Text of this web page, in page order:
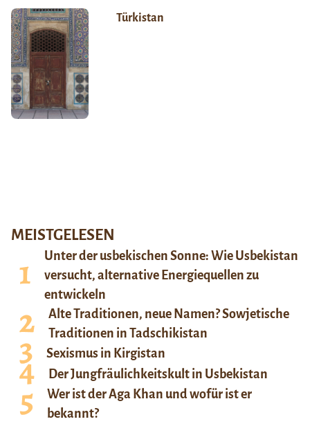
Türkistan
MEISTGELESEN
Unter der usbekischen Sonne: Wie Usbekistan
versucht, alternative Energiequellen zu
entwickeln
Alte Traditionen, neue Namen? Sowjetische
Traditionen in Tadschikistan
Sexismus in Kirgistan
Der Jungfräulichkeitskult in Usbekistan
Wer ist der Aga Khan und wofür ist er
bekannt?